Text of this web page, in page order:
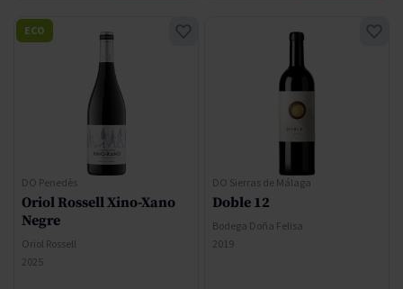
DO Penedès
Oriol Rossell Xino-Xano
Negre
Oriol Rossell
2025
ECO
DO Sierras de Málaga
Doble 12
Bodega Doña Felisa
2019